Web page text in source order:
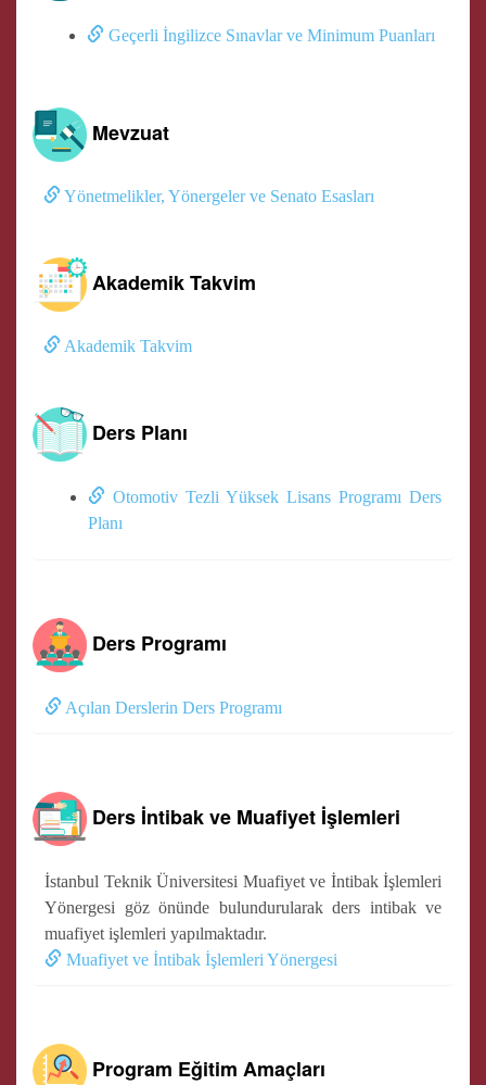
Geçerli İngilizce Sınavlar ve Minimum Puanları
Mevzuat
Yönetmelikler, Yönergeler ve Senato Esasları
Akademik Takvim
Akademik Takvim
Ders Planı
Otomotiv Tezli Yüksek Lisans Programı Ders
Planı
Ders Programı
Açılan Derslerin Ders Programı
Ders İntibak ve Muafiyet İşlemleri
İstanbul Teknik Üniversitesi Muafiyet ve İntibak İşlemleri
Yönergesi göz önünde bulundurularak ders intibak ve
muafiyet işlemleri yapılmaktadır.
Muafiyet ve İntibak İşlemleri Yönergesi
Program Eğitim Amaçları